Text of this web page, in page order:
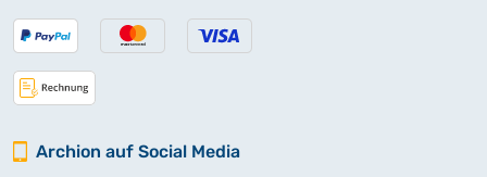
Archion auf Social Media